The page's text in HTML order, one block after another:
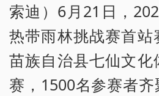
索迪）6月21日，
热带雨林挑战赛首站
苗族自治县七仙文化
赛，1500名参赛者